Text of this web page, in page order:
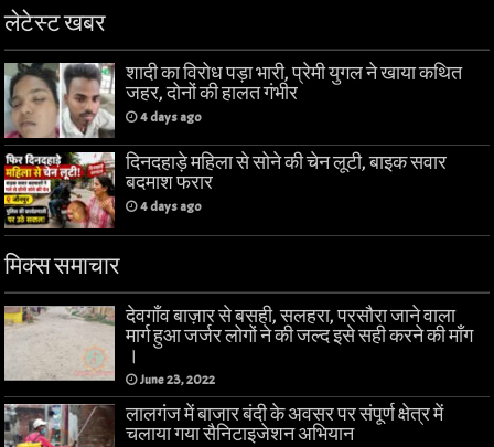
लेटेस्ट खबर
शादी का विरोध पड़ा भारी, प्रेमी युगल ने खाया कथित
जहर, दोनों की हालत गंभीर
4 days ago
दिनदहाड़े महिला से सोने की चेन लूटी, बाइक सवार
बदमाश फरार
4 days ago
मिक्स समाचार
देवगाँव बाज़ार से बसही, सलहरा, परसौरा जाने वाला
मार्ग हुआ जर्जर लोगों ने की जल्द इसे सही करने की माँग
।
June 23, 2022
लालगंज में बाजार बंदी के अवसर पर संपूर्ण क्षेत्र में
चलाया गया सैनिटाइजेशन अभियान